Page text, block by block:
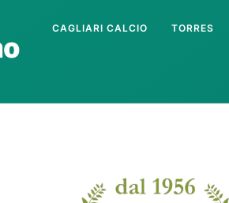
CAGLIARI CALCIO TORRES